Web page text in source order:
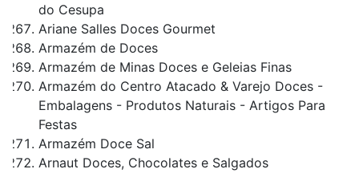
do Cesupa
Ariane Salles Doces Gourmet
Armazém de Doces
Armazém de Minas Doces e Geleias Finas
Armazém do Centro Atacado & Varejo Doces -
Embalagens - Produtos Naturais - Artigos Para
Festas
Armazém Doce Sal
Arnaut Doces, Chocolates e Salgados